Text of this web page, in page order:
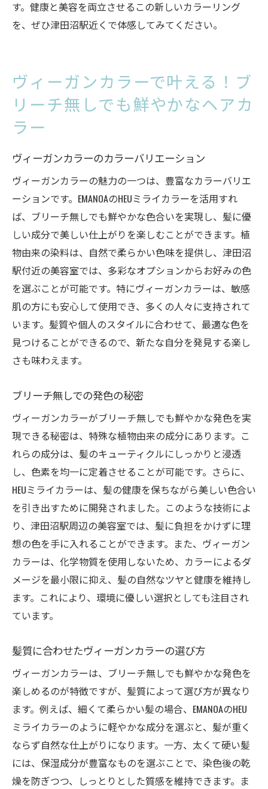
す。健康と美容を両立させるこの新しいカラーリング
を、ぜひ津田沼駅近くで体感してみてください。
ヴィーガンカラーで叶える！ブ
リーチ無しでも鮮やかなヘアカ
ラー
ヴィーガンカラーのカラーバリエーション
ヴィーガンカラーの魅力の一つは、豊富なカラーバリエ
ーションです。EMANOAのHEUミライカラーを活用すれ
ば、ブリーチ無しでも鮮やかな色合いを実現し、髪に優
しい成分で美しい仕上がりを楽しむことができます。植
物由来の染料は、自然で柔らかい色味を提供し、津田沼
駅付近の美容室では、多彩なオプションからお好みの色
を選ぶことが可能です。特にヴィーガンカラーは、敏感
肌の方にも安心して使用でき、多くの人々に支持されて
います。髪質や個人のスタイルに合わせて、最適な色を
見つけることができるので、新たな自分を発見する楽し
さも味わえます。
ブリーチ無しでの発色の秘密
ヴィーガンカラーがブリーチ無しでも鮮やかな発色を実
現できる秘密は、特殊な植物由来の成分にあります。こ
れらの成分は、髪のキューティクルにしっかりと浸透
し、色素を均一に定着させることが可能です。さらに、
HEUミライカラーは、髪の健康を保ちながら美しい色合い
を引き出すために開発されました。このような技術によ
り、津田沼駅周辺の美容室では、髪に負担をかけずに理
想の色を手に入れることができます。また、ヴィーガン
カラーは、化学物質を使用しないため、カラーによるダ
メージを最小限に抑え、髪の自然なツヤと健康を維持し
ます。これにより、環境に優しい選択としても注目され
ています。
髪質に合わせたヴィーガンカラーの選び方
ヴィーガンカラーは、ブリーチ無しでも鮮やかな発色を
楽しめるのが特徴ですが、髪質によって選び方が異なり
ます。例えば、細くて柔らかい髪の場合、EMANOAのHEU
ミライカラーのように軽やかな成分を選ぶと、髪が重く
ならず自然な仕上がりになります。一方、太くて硬い髪
には、保湿成分が豊富なものを選ぶことで、染色後の乾
燥を防ぎつつ、しっとりとした質感を維持できます。ま